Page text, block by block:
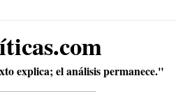
explica; el análisis permanece."